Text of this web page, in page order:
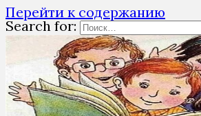
Перейти к содержанию
Search for: